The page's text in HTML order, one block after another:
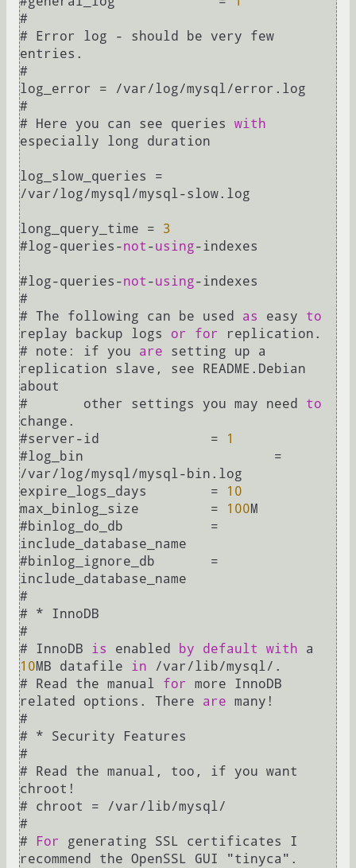
#
# Error log
-
should be very few
entries.
#
log_error = /var /log/mysql/error.log
#
# Here you can see queries with
especially long duration
log_slow_queries =
/var /log/mysql/mysql-slow.log
long_query_time =
3
#log-queries -not -using-indexes
#log-queries -not -using-indexes
#
# The following can be used as easy to
replay backup logs or for
replication.
# note: if you are setting up a
replication slave, see README.Debian
about
#       other settings you may need to
change.
#server - =
1
=
/var /log/mysql/mysql- bin.log
=
10
max_binlog_size = 100M
=
include_database_name
=
include_database_name
#
# * InnoDB
#
# InnoDB is enabled by default with
10MB datafile in /var /lib/mysql/ .
# Read the manual for
more InnoDB
related options. There are many !
#
# * Security Features
#
# Read the manual, too, if you want
chroot !
# chroot = /var /lib/mysql/
#
#
For
generating SSL certificates I
recommend the OpenSSL GUI "tinyca".